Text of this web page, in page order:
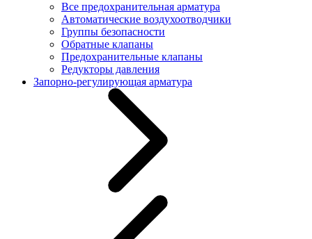
Все предохранительная арматура
Автоматические воздухоотводчики
Группы безопасности
Обратные клапаны
Предохранительные клапаны
Редукторы давления
Запорно-регулирующая арматура